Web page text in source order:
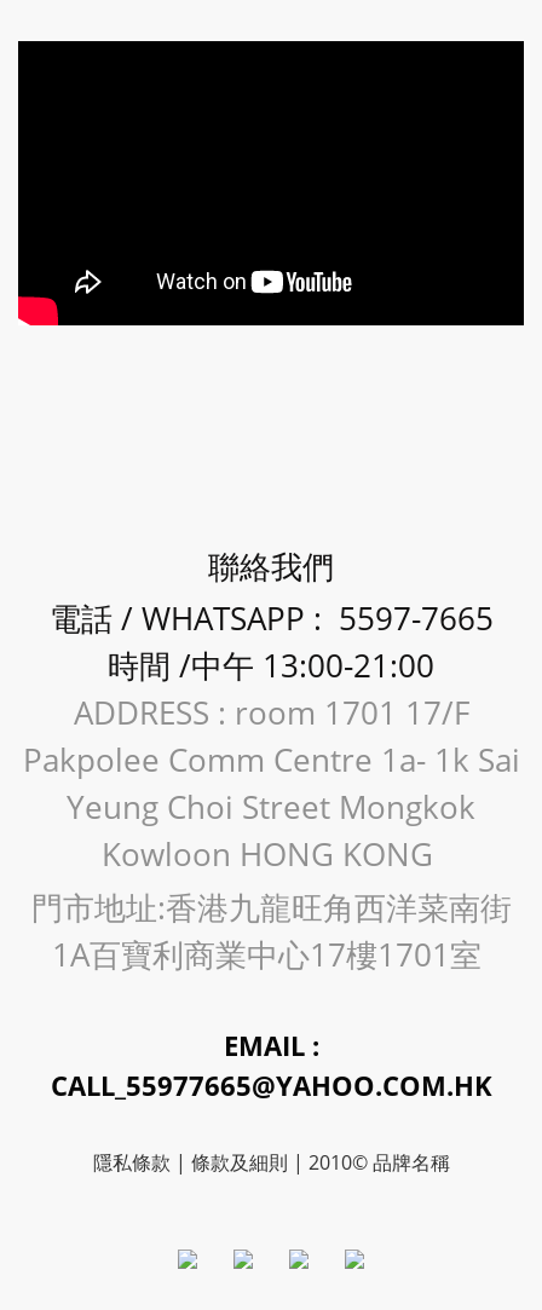
聯絡我們
電話 / WHATSAPP : 5597-7665
時間 /中午 13:00-21:00
ADDRESS : room 1701 17/F
Pakpolee Comm Centre 1a- 1k Sai
Yeung Choi Street Mongkok
Kowloon HONG KONG
門市地址:香港九龍旺角西洋菜南街
1A百寶利商業中心17樓1701室
EMAIL :
CALL_55977665@YAHOO.COM.HK
隱私條款 | 條款及細則 | 2010© 品牌名稱